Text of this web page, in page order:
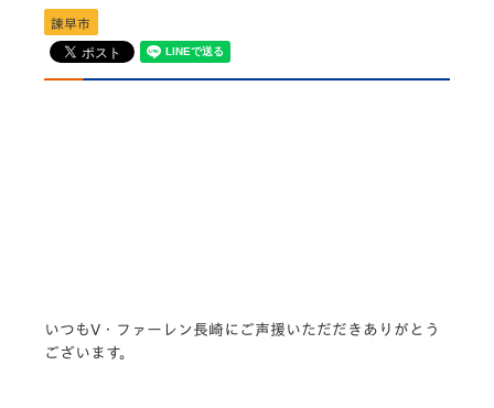
諫早市
いつもV・ファーレン長崎にご声援いただだきありがとう
ございます。